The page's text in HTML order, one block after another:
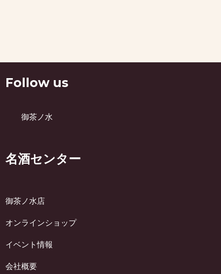
Follow us
御茶ノ水
名酒センター
御茶ノ水店
オンラインショップ
イベント情報
会社概要